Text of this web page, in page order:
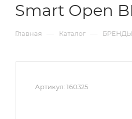
Smart Open
Главная — Каталог — БРЕНДЫ
Артикул: 160325